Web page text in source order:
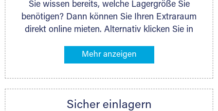
Sie wissen bereits, welche Lagergröße Sie
benötigen? Dann können Sie Ihren Extraraum
direkt online mieten. Alternativ klicken Sie in
Gegenstände an, die Sie einlagern möchten –
ermittelt. Natürlich steht Ihnen Ihr Extraraum
persönlich hinsichtlich Lagervolumen und zu
Sicher einlagern